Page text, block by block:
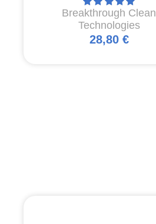
Breakthrough Clean
Technologies
28,80 €